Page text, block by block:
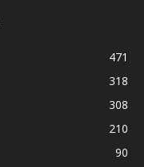
471
318
308
210
90